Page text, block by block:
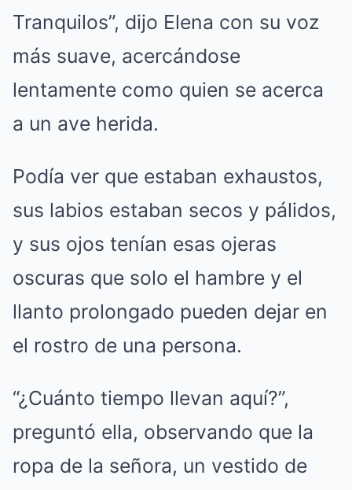
Tranquilos”, dijo Elena con su voz
más suave, acercándose
lentamente como quien se acerca
a un ave herida.
Podía ver que estaban exhaustos,
sus labios estaban secos y pálidos,
y sus ojos tenían esas ojeras
oscuras que solo el hambre y el
llanto prolongado pueden dejar en
el rostro de una persona.
“¿Cuánto tiempo llevan aquí?”,
preguntó ella, observando que la
ropa de la señora, un vestido de